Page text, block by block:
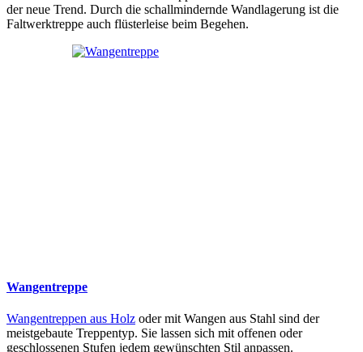
der neue Trend. Durch die schallmindernde Wandlagerung ist die
Faltwerktreppe auch flüsterleise beim Begehen.
Wangentreppe
Wangentreppen aus Holz oder mit Wangen aus Stahl sind der
meistgebaute Treppentyp. Sie lassen sich mit offenen oder
geschlossenen Stufen jedem gewünschten Stil anpassen.